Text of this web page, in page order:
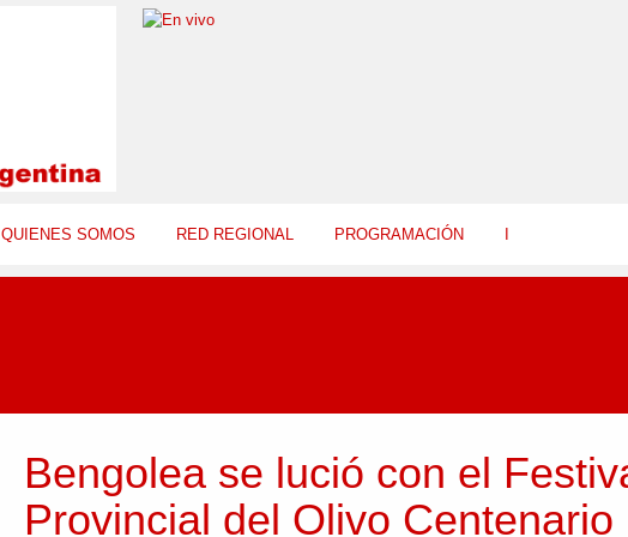
QUIENES SOMOS RED REGIONAL PROGRAMACIÓN I
Bengolea se lució con el
Provincial del Olivo Centenario